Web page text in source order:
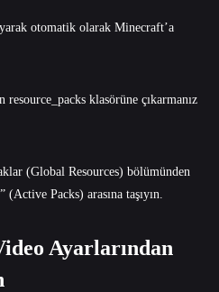
otomatik olarak Minecraft’a
klasörüne çıkarmanız
(Global Resources) bölümünden
Packs) arasına taşıyın.
Ayarlarından